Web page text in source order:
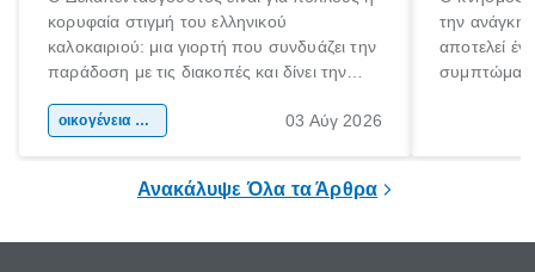
κορυφαία στιγμή του ελληνικού
καλοκαιριού: μια γιορτή που συνδυάζει την
παράδοση με τις διακοπές και δίνει την
χώρας. Είτε πρόκειται για λίγες μέρες
οικογένεια & παιδί 03 Αύγ 2026
την ανάγκη
αποτελεί
Ανακάλυψε Όλα τα Άρθρα